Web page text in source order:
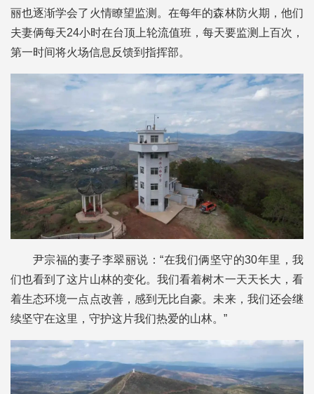
丽也逐渐学会了火情瞭望监测。在每年的森林防火期，他们
夫妻俩每天24小时在台顶上轮流值班，每天要监测上百次，
第一时间将火场信息反馈到指挥部。
尹宗福的妻子李翠丽说：“在我们俩坚守的30年里，我
们也看到了这片山林的变化。我们看着树木一天天长大，看
着生态环境一点点改善，感到无比自豪。未来，我们还会继
续坚守在这里，守护这片我们热爱的山林。”